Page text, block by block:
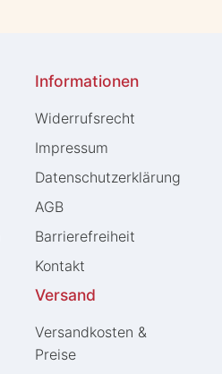
Informationen
Widerrufs­recht
Impressum
Daten­schutz­erklärung
AGB
Barrierefreiheit
Kontakt
Versand
Versandkosten &
Preise